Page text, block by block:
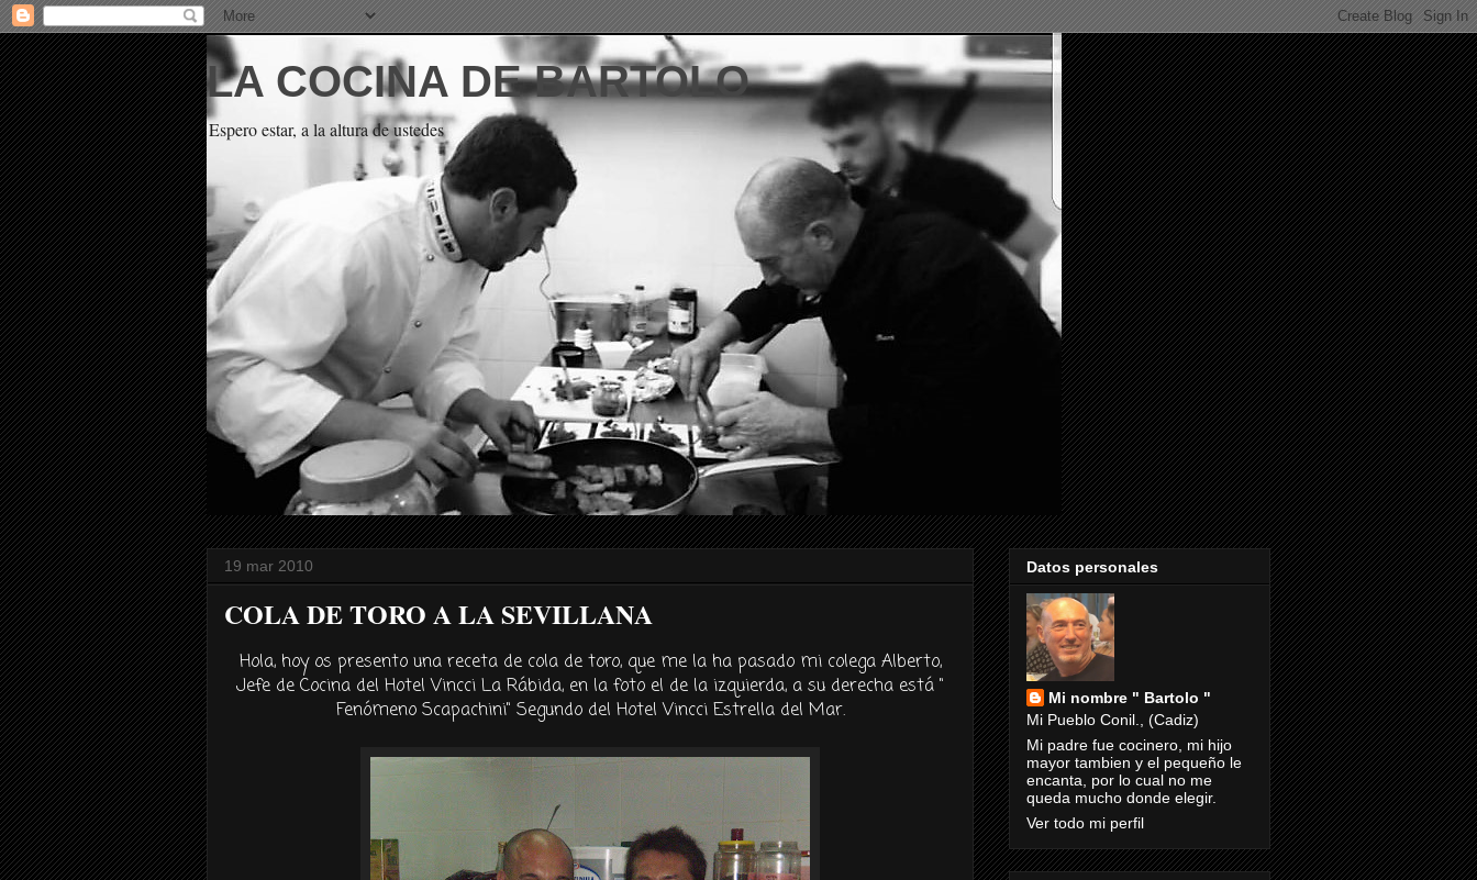
LA COCINA DE BARTOLO
Espero estar, a la altura de ustedes
19 mar 2010
COLA DE TORO A LA SEVILLANA
Hola, hoy os presento una receta de cola de toro, que me la ha pasado mi colega Alberto,
Jefe de Cocina del HotelVincci La Rábida, en la foto el de la izquierda, a su derecha está "
Fenómeno Scapachini" Segundo del HotelVincciEstrella del Mar.
Datos personales
Mi nombre " Bartolo "
Mi Pueblo Conil., (Cadiz)
Mi padre fue cocinero, mi hijo
mayor tambien y el pequeño le
encanta, por lo cual no me
queda mucho donde elegir.
Ver todo mi perfil